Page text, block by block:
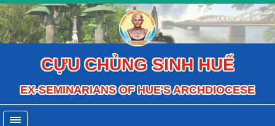
CỰU CHỦNG SINH HUẾ
EX-SEMINARIANS OF HUE'S ARCHDIOCESE